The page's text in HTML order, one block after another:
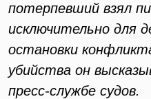
потерпевший взял
исключительно для
остановки
убийства он
пресс-службе судов.